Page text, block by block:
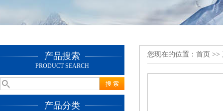
产品搜索
PRODUCT SEARCH
产品分类
您现在的位置： 首页 >>